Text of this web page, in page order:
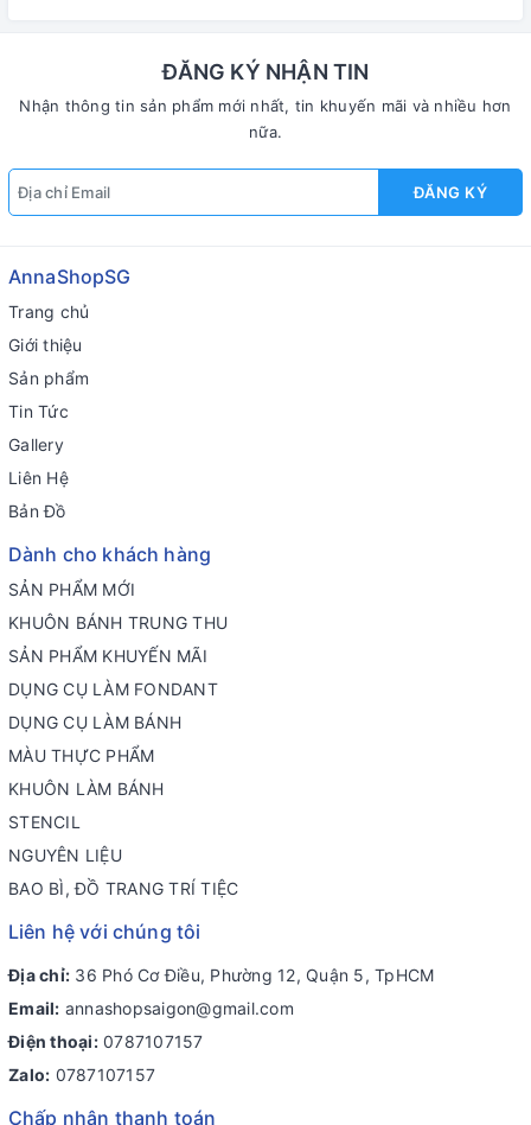
ĐĂNG KÝ NHẬN TIN
Nhận thông tin sản phẩm mới nhất, tin khuyến mãi và nhiều hơn
nữa.
ĐĂNG KÝ
AnnaShopSG
Trang chủ
Giới thiệu
Sản phẩm
Tin Tức
Gallery
Liên Hệ
Bản Đồ
Dành cho khách hàng
SẢN PHẨM MỚI
KHUÔN BÁNH TRUNG THU
SẢN PHẨM KHUYẾN MÃI
DỤNG CỤ LÀM FONDANT
DỤNG CỤ LÀM BÁNH
MÀU THỰC PHẨM
KHUÔN LÀM BÁNH
STENCIL
NGUYÊN LIỆU
BAO BÌ, ĐỒ TRANG TRÍ TIỆC
Liên hệ với chúng tôi
Địa chỉ: 36 Phó Cơ Điều, Phường 12, Quận 5, TpHCM
Email: annashopsaigon@gmail.com
Điện thoại: 0787107157
Zalo: 0787107157
Chấp nhận thanh toán